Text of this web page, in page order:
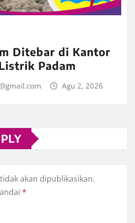
Ditebar di Kantor
Padam
Agu 2, 2026
akan dipublikasikan.
*